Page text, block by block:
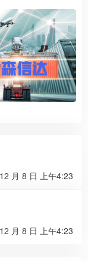
月 8 日 上午4:23
月 8 日 上午4:23